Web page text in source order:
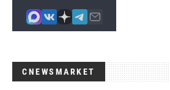
CNEWSMARKET